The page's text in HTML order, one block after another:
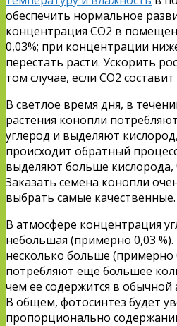
обеспечить нормальное
концентрация CO2 в
0,03%; при концентрации
перестать расти. Ускорить
том случае, если CO2 составит
В светлое время дня, в
растения конопли потребляют
углерод и выделяют
происходит обратный
выделяют больше кислорода,
Заказать семена конопли
выбрать самые качественные.
В атмосфере концентрация
небольшая (примерно 0,03
несколько больше (примерно
потребляют еще большее
чем ее содержится в обычной
В общем, фотосинтез будет
пропорционально